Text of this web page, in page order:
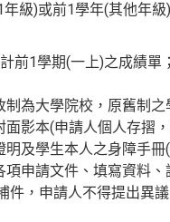
級)或前1學年(其他年
前1學期(一上)之成績
制為大學院校，原舊制
面影本(申請人個人存摺
明及學生本人之身障手冊
項申請文件、填寫資料
件，申請人不得提出異議